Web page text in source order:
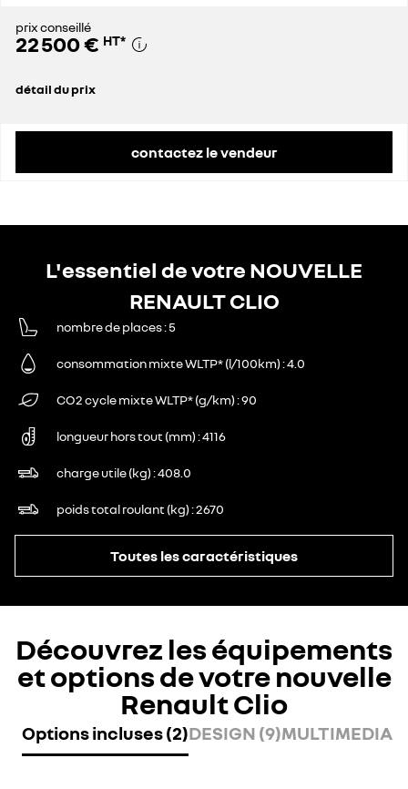
prix conseillé
22 500 € HT*
détail du prix
contactez le vendeur
L'essentiel de votre NOUVELLE
RENAULT CLIO
nombre de places 5
consommation mixte WLTP* (l/100km) 4.0
CO2 cycle mixte WLTP* (g/km) 90
longueur hors tout (mm) 4116
charge utile (kg) 408.0
poids total roulant (kg) 2670
Toutes les caractéristiques
Découvrez les équipements
et options de votre nouvelle
Renault Clio
Options incluses (2)DESIGN (9)MULTIMEDIA